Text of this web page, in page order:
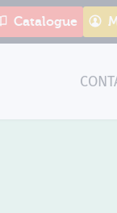
Catalogue